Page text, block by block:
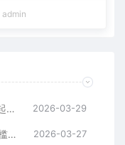
admin
视频号巨火赛道，心灵SPA赛道，做起来超简单，每天收益800+ 2026-03-29
视频号新风口！烟雨江南赛道，零门槛日入 500+ 2026-03-27